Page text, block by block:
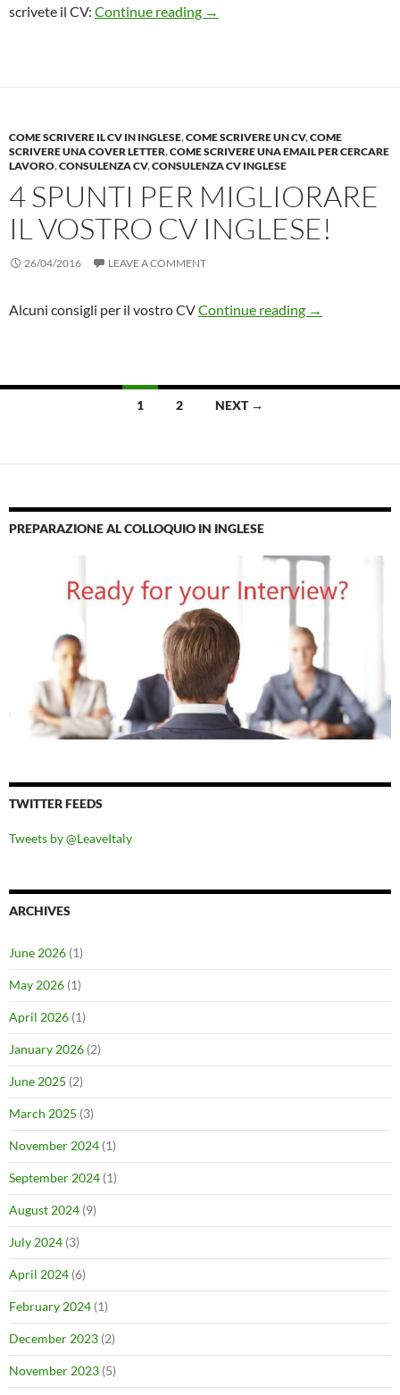
scrivete il CV: Continue reading Errori comuni e cose da evitare
→
COME SCRIVERE IL CV IN INGLESE,COME SCRIVERE UN CV,COME
SCRIVERE UNA COVER LETTER,COME SCRIVERE UNA EMAIL PER CERCARE
LAVORO,CONSULENZA CV,CONSULENZA CV INGLESE
4 SPUNTI PER MIGLIORARE
IL VOSTRO CV INGLESE!
26/04/2016 LEAVE A COMMENT
Alcuni consigli per il vostro CVContinue reading 4 spunti per
→
1 2 NEXT →
PREPARAZIONE AL COLLOQUIO IN INGLESE
TWITTER FEEDS
Tweets by @LeaveItaly
ARCHIVES
June 2026 (1)
May 2026 (1)
April 2026 (1)
January 2026 (2)
June 2025 (2)
March 2025 (3)
November 2024 (1)
September 2024 (1)
August 2024 (9)
July 2024 (3)
April 2024 (6)
February 2024 (1)
December 2023 (2)
November 2023 (5)